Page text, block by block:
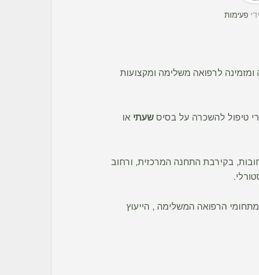
פעימות
ומזמינה לרפואה משלימה ומקצועות
טיפול להשכרה על בסיס שעתי או
בקירבת התחנה המרכזית, ורחוב
הרפואה המשלימה , הייעוץ